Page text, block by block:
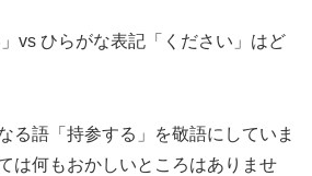
vs ひらがな表記「ください」はど
る語「持参する」を敬語にしていま
は何もおかしいところはありませ